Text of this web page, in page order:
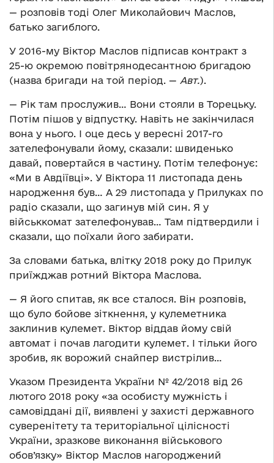
— розповів тоді Олег Миколайович Маслов,
батько загиблого.
У 2016-му Віктор Маслов підписав контракт з
25-ю окремою повітрянодесантною бригадою
(назва бригади на той період. — Авт.).
— Рік там прослужив… Вони стояли в Торецьку.
Потім пішов у відпустку. Навіть не закінчилася
вона у нього. І оце десь у вересні 2017-го
зателефонували йому, сказали: швиденько
давай, повертайся в частину. Потім телефонує:
«Ми в Авдіївці». У Віктора 11 листопада день
народження був… А 29 листопада у Прилуках по
радіо сказали, що загинув мій син. Я у
військкомат зателефонував… Там підтвердили і
сказали, що поїхали його забирати.
За словами батька, влітку 2018 року до Прилук
приїжджав ротний Віктора Маслова.
— Я його спитав, як все сталося. Він розповів,
що було бойове зіткнення, у кулеметника
заклинив кулемет. Віктор віддав йому свій
автомат і почав лагодити кулемет. І тільки його
зробив, як ворожий снайпер вистрілив…
Указом Президента України № 42/2018 від 26
лютого 2018 року «за особисту мужність і
самовіддані дії, виявлені у захисті державного
суверенітету та територіальної цілісності
України, зразкове виконання військового
обов’язку» Віктор Маслов нагороджений